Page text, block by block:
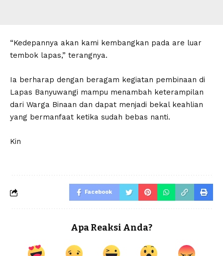
“Kedepannya akan kami kembangkan pada are luar
tembok lapas,” terangnya.
Ia berharap dengan beragam kegiatan pembinaan di
Lapas Banyuwangi mampu menambah keterampilan
dari Warga Binaan dan dapat menjadi bekal keahlian
yang bermanfaat ketika sudah bebas nanti.
Kin
Facebook
Apa Reaksi Anda?